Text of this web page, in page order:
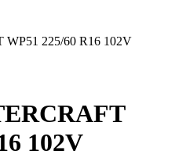
225/60 R16 102V
102V